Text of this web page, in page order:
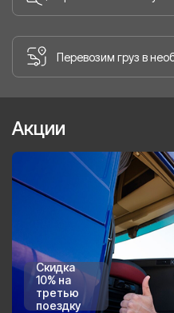
Перевозим груз в
Акции
Скидка
10% на
третью
поездку